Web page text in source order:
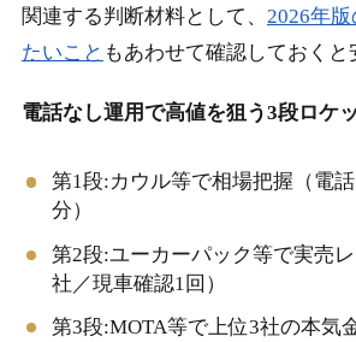
関連する判断材料として、 2026年
たいこと もあわせて確認しておくと
電話なし運用で高値を狙う3段ロケ
第1段:カウル等で相場把握（電
分）
第2段:ユーカーパック等で実売
社／現車確認1回）
第3段:MOTA等で上位3社の本気